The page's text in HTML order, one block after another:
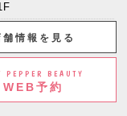
舗情報を見る
PEPPER BEAUTY
WEB予約